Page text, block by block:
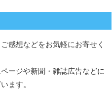
感想などをお気軽にお寄せく
ージや新聞・雑誌広告などに
ます。